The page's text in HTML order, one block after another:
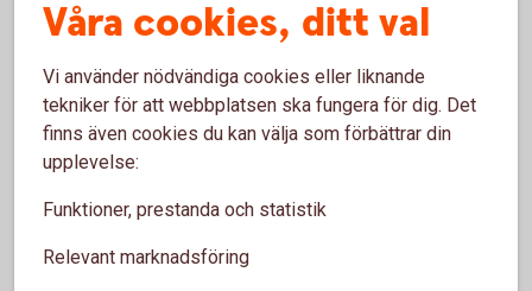
Kreditspread
Våra cookies, ditt val
Vi använder nödvändiga cookies eller liknande
tekniker för att webbplatsen ska fungera för dig. Det
finns även cookies du kan välja som förbättrar din
upplevelse:
Funktioner, prestanda och statistik
Relevant marknadsföring